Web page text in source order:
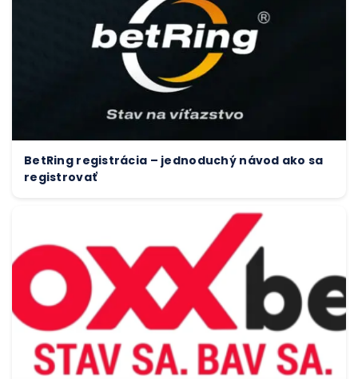
BetRing registrácia – jednoduchý návod ako sa
registrovať